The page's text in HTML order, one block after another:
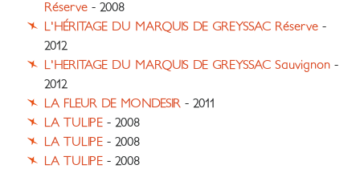
Réserve - 2008
L'HÉRITAGE DU MARQUIS DE GREYSSAC Réserve -
2012
L'HERITAGE DU MARQUIS DE GREYSSAC Sauvignon -
2012
LA FLEUR DE MONDESIR - 2011
LA TULIPE - 2008
LA TULIPE - 2008
LA TULIPE - 2008